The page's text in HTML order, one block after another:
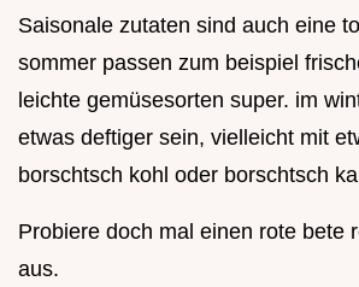
Saisonale zutaten sind auch eine
sommer passen zum beispiel
leichte gemüsesorten super. im
etwas deftiger sein, vielleicht mit
borschtsch kohl oder borschtsch
Probiere doch mal einen rote bete
aus.